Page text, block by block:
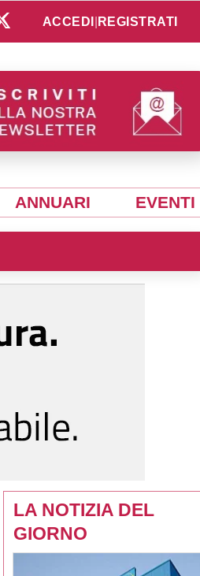
ACCEDI REGISTRATI
ANNUARI EVENTI
LA NOTIZIA DEL
GIORNO